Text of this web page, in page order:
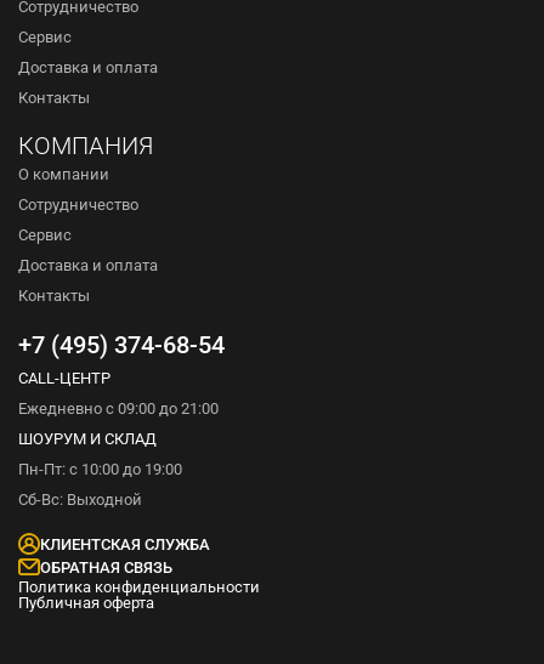
Сотрудничество
Сервис
Доставка и оплата
Контакты
КОМПАНИЯ
О компании
Сотрудничество
Сервис
Доставка и оплата
Контакты
+7 (495) 374-68-54
CALL-ЦЕНТР
Ежедневно с 09:00 до 21:00
ШОУРУМ И СКЛАД
Пн-Пт: с 10:00 до 19:00
Сб-Вс: Выходной
КЛИЕНТСКАЯ СЛУЖБА
ОБРАТНАЯ СВЯЗЬ
Политика конфиденциальности
Публичная оферта